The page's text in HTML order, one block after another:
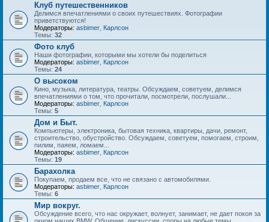
Клуб путешественников
Делимся впечатлениями о своих путешествиях. Фотографии
приветствуются!
Модераторы: asbimer Карлсон
Темы: 32
Фото клуб
Наши фотографии, которыми мы хотели бы поделиться
Модераторы: asbimer Карлсон
Темы: 24
О высоком
Кино, музыка, литература, театры. Обсуждаем, советуем, делимся
впечатлениями о том, что прочитали, посмотрели, послушали...
Модераторы: asbimer Карлсон
Темы: 5
Дом и Быт.
Компьютеры, электроника, бытовая техника, квартиры, дачи, ремонт,
строительство, обустройство. Обсуждаем, советуем, помогаем, строим,
пилим, паяем, ломаем...
Модераторы: asbimer Карлсон
Темы: 19
Барахолка
Покупаем, продаем все, что не связано с автомобилями.
Модераторы: asbimer Карлсон
Темы: 6
Мир вокруг.
Обсуждение всего, что нас окружает, волнует, занимает, не дает покоя за